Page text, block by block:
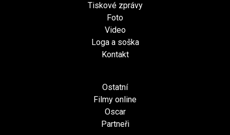
Tiskové zprávy
Foto
Video
Loga a soška
Kontakt
Ostatní
Filmy online
Oscar
Partneři